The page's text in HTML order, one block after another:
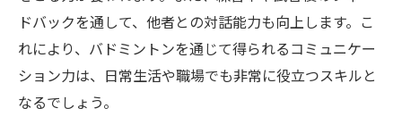
ドバックを通して、他者との対話能力も向上します。こ
れにより、バドミントンを通じて得られるコミュニケー
ション力は、日常生活や職場でも非常に役立つスキルと
なるでしょう。